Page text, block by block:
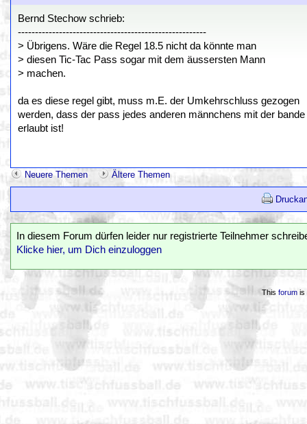
Bernd Stechow schrieb:
-------------------------------------------------------
> Übrigens. Wäre die Regel 18.5 nicht da könnte man
> diesen Tic-Tac Pass sogar mit dem äussersten Mann
> machen.
da es diese regel gibt, muss m.E. der Umkehrschluss gezogen
werden, dass der pass jedes anderen männchens mit der bande
erlaubt ist!
Neuere Themen Ältere Themen
In diesem Forum dürfen leider nur registrierte Teilnehmer
Klicke hier, um Dich einzuloggen
This forumis